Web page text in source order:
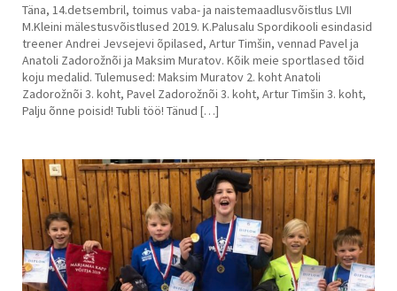
Täna, 14.detsembril, toimus vaba- ja naistemaadlusvõistlus LVII
M.Kleini mälestusvõistlused 2019. K.Palusalu Spordikooli esindasid
treener Andrei Jevsejevi õpilased, Artur Timšin, vennad Pavel ja
Anatoli Zadorožnõi ja Maksim Muratov. Kõik meie sportlased tõid
koju medalid. Tulemused: Maksim Muratov 2. koht Anatoli
Zadorožnõi 3. koht, Pavel Zadorožnõi 3. koht, Artur Timšin 3. koht,
Palju õnne poisid! Tubli töö! Tänud […]